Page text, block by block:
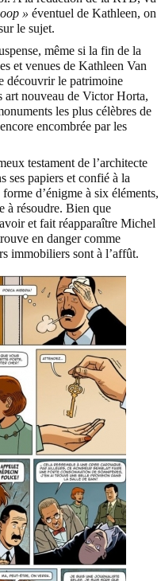
» éventuel de Kathleen, on
le sujet.
même si la fin de la
et venues de Kathleen Van
découvrir le patrimoine
art nouveau de Victor Horta,
les plus célèbres de
encombrée par les
testament de l’architecte
ses papiers et confié à la
forme d’énigme à six éléments,
à résoudre. Bien que
et fait réapparaître Michel
en danger comme
immobiliers sont à l’affût.